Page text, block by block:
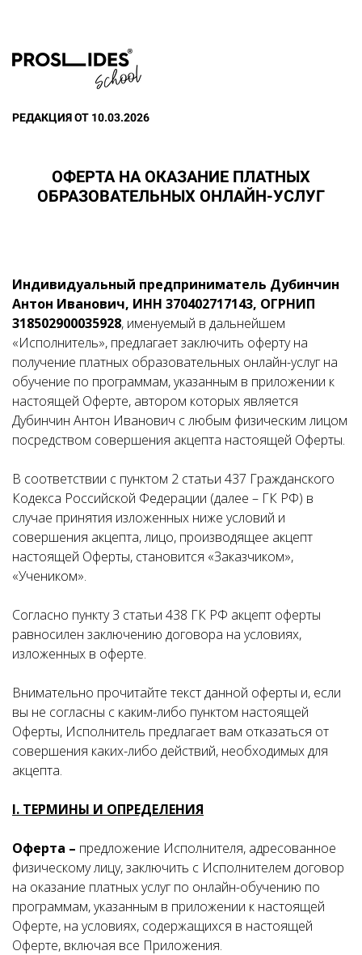
РЕДАКЦИЯ ОТ 10.03.2026
ОФЕРТА НА ОКАЗАНИЕ ПЛАТНЫХ
ОБРАЗОВАТЕЛЬНЫХ ОНЛАЙН-УСЛУГ
Индивидуальный предприниматель Дубинчин
Антон Иванович, ИНН 370402717143, ОГРНИП
318502900035928, именуемый в дальнейшем
«Исполнитель», предлагает заключить оферту на
получение платных образовательных онлайн-услуг на
обучение по программам, указанным в приложении к
настоящей Оферте, автором которых является
Дубинчин Антон Иванович с любым физическим лицом
посредством совершения акцепта настоящей Оферты.
В соответствии с пунктом 2 статьи 437 Гражданского
Кодекса Российской Федерации (далее – ГК РФ) в
случае принятия изложенных ниже условий и
совершения акцепта, лицо, производящее акцепт
настоящей Оферты, становится «Заказчиком»,
«Учеником».
Согласно пункту 3 статьи 438 ГК РФ акцепт оферты
равносилен заключению договора на условиях,
изложенных в оферте.
Внимательно прочитайте текст данной оферты и, если
вы не согласны с каким-либо пунктом настоящей
Оферты, Исполнитель предлагает вам отказаться от
совершения каких-либо действий, необходимых для
акцепта.
I. ТЕРМИНЫ И ОПРЕДЕЛЕНИЯ
Оферта – предложение Исполнителя, адресованное
физическому лицу, заключить с Исполнителем договор
на оказание платных услуг по онлайн-обучению по
программам, указанным в приложении к настоящей
Оферте, на условиях, содержащихся в настоящей
Оферте, включая все Приложения.